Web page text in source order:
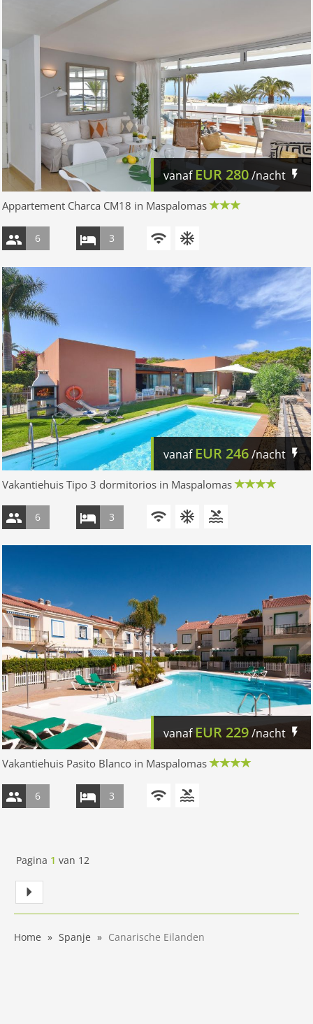
vanaf EUR 280/nacht
Appartement Charca CM18 in Maspalomas
6 3
vanafEUR246/nacht
Vakantiehuis Tipo 3 dormitorios in Maspalomas
6 3
vanafEUR229/nacht
Vakantiehuis Pasito Blanco in Maspalomas
6 3
Pagina 1 van 12
Home Spanje Canarische Eilanden